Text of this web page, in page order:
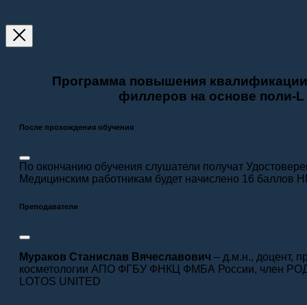
Программа повышения
филлеров на основе поли-
После прохождения обучения
По окончанию обучения слушатели получат
Медицинским работникам будет начислено 16 баллов
Преподаватели
Мураков Станислав Вячеславович – д.м.н., доцент,
косметологии АПО ФГБУ ФНКЦ ФМБА России, член
LOTOS UNITED